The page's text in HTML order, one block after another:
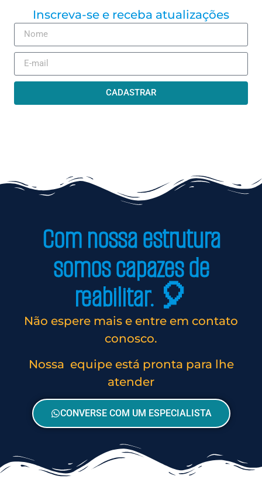
Inscreva-se e receba atualizações
CADASTRAR
Com nossa estrutura
somos capazes de
reabilitar. 🎈
Não espere mais e entre em contato
conosco.
Nossa equipe está pronta para lhe
atender
CONVERSE COM UM ESPECIALISTA